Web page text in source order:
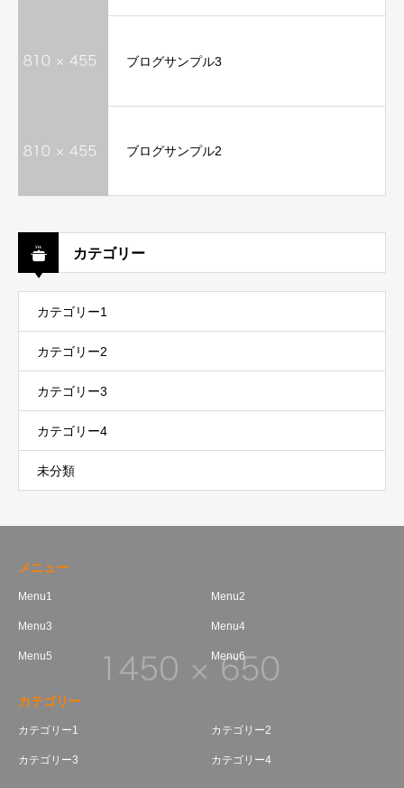
ブログサンプル3
ブログサンプル2
カテゴリー
カテゴリー1
カテゴリー2
カテゴリー3
カテゴリー4
未分類
メニュー
Menu1 Menu2
Menu3 Menu4
Menu5 Menu6
カテゴリー
カテゴリー1 カテゴリー2
カテゴリー3 カテゴリー4